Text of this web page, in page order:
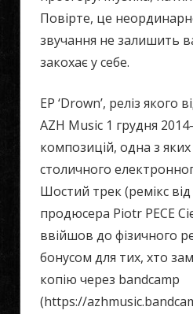
Повірте, це
звучання не залишить
закохає у себе.
EP ‘Drown’, реліз якого
AZH Music 1 грудня
композицій, одна з яких
столичного
Шостий трек (ремікс
продюсера Piotr PECE
ввійшов до фізичного
бонусом для тих, хто
копію через bandcamp
(https://